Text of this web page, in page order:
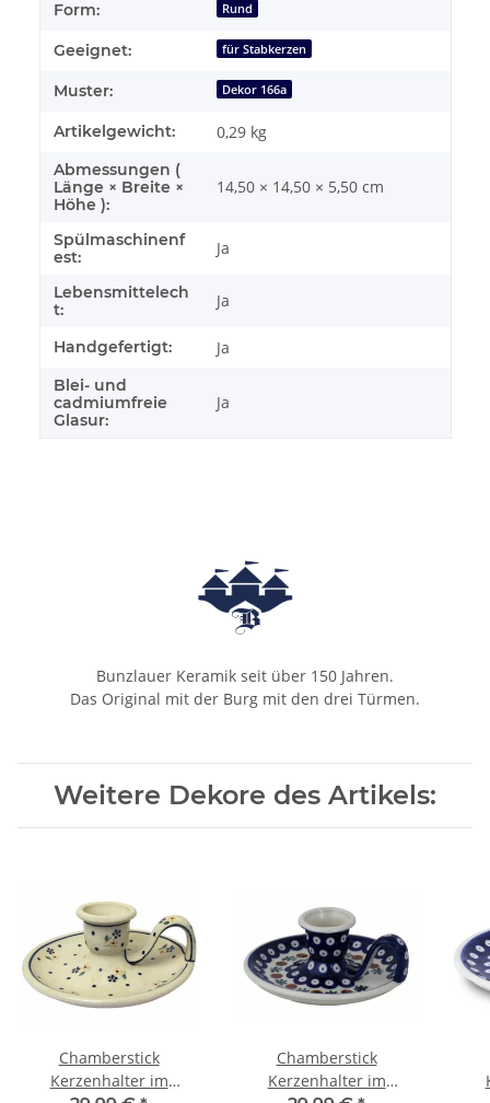
Form: Rund
Geeignet: für Stabkerzen
Muster: Dekor 166a
Artikelgewicht: 0,29 kg
Abmessungen (
Länge × Breite ×
Höhe ):
14,50 × 14,50 × 5,50 cm
Spülmaschinenf
est:
Ja
Lebensmittelech
t:
Ja
Handgefertigt: Ja
Blei- und
cadmiumfreie
Glasur:
Ja
Bunzlauer Keramik seit über 150 Jahren.
Das Original mit der Burg mit den drei Türmen.
Weitere Dekore des Artikels:
Chamberstick
Kerzenhalter im
Chamberstick
Kerzenhalter im